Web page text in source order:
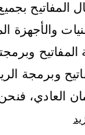
المفاتيح
والأجهزة
المفاتيح
وبرمجة
العادي،